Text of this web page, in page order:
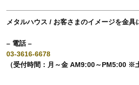
メタルハウス / お客さまのイメージを金具
– 電話 –
03-3616-6678
（受付時間：月～金 AM9:00～PM5:00 ※